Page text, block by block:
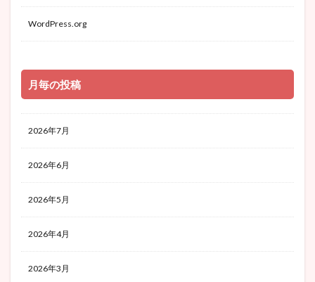
WordPress.org
月毎の投稿
2026年7月
2026年6月
2026年5月
2026年4月
2026年3月